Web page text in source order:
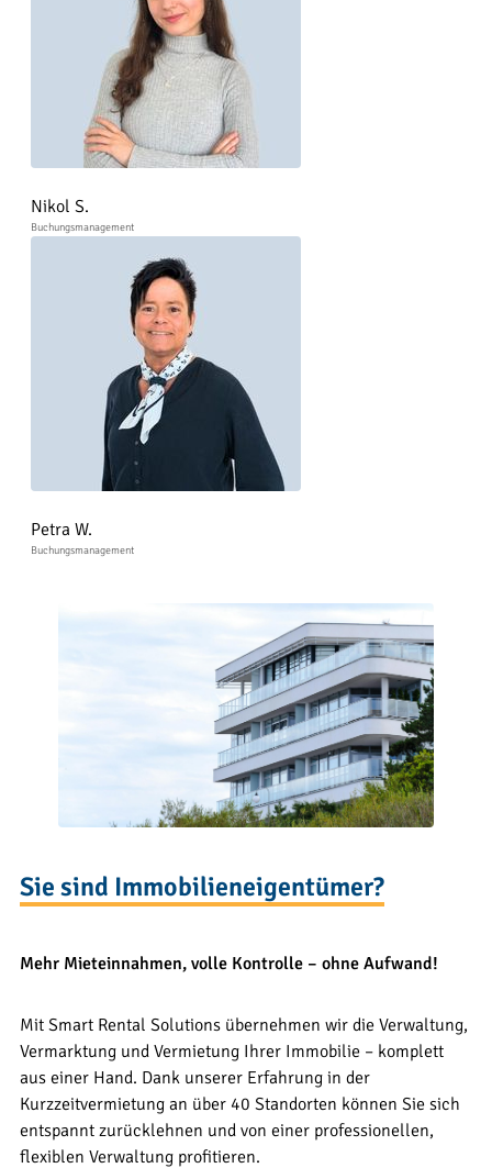
Nikol S.
Buchungsmanagement
Petra W.
Buchungsmanagement
Sie sind Immobilieneigentümer?
Mehr Mieteinnahmen, volle Kontrolle – ohne Aufwand!
Mit Smart Rental Solutions übernehmen wir die Verwaltung,
Vermarktung und Vermietung Ihrer Immobilie – komplett
aus einer Hand. Dank unserer Erfahrung in der
Kurzzeitvermietung an über 40 Standorten können Sie sich
entspannt zurücklehnen und von einer professionellen,
flexiblen Verwaltung profitieren.